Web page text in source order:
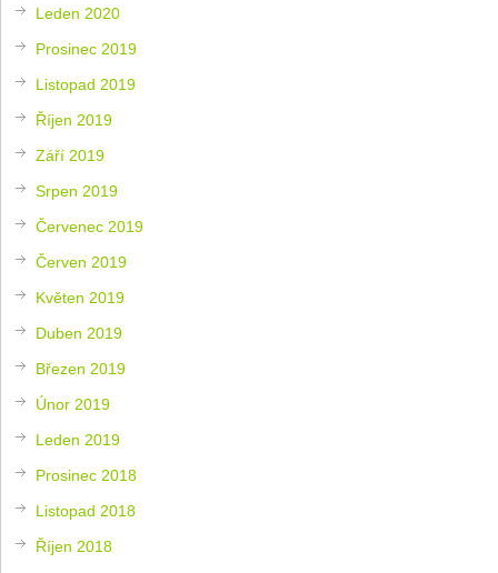
Leden 2020
Prosinec 2019
Listopad 2019
Říjen 2019
Září 2019
Srpen 2019
Červenec 2019
Červen 2019
Květen 2019
Duben 2019
Březen 2019
Únor 2019
Leden 2019
Prosinec 2018
Listopad 2018
Říjen 2018